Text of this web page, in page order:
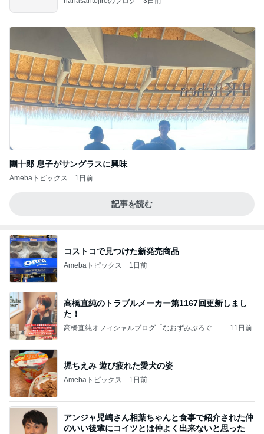
團十郎 息子がサングラスに興味
Amebaトピックス 1日前
記事を読む
コストコで見つけた新発売商品
Amebaトピックス 1日前
高橋直純のトラブルメーカー第1167回更新しまし
た！
高橋直純オフィシャルブログ「なおずみぶろぐ」
11日前
堀ちえみ 遊び疲れた愛犬の姿
Amebaトピックス 1日前
アンジャ児嶋さん相葉ちゃんと食事で紹介された仲
のいい後輩にコイツとは仲よく出来ないと思った